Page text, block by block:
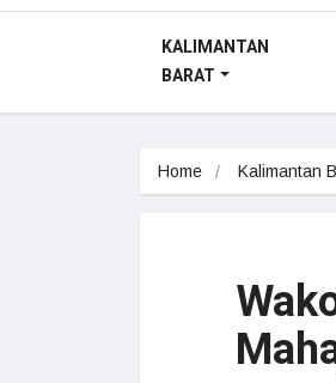
KALIMANTAN
BARAT
Home Kalimantan